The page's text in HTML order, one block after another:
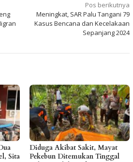
Pos berikutnya
Meningkat, SAR Palu Tangani 79
Kasus Bencana dan Kecelakaan
Sepanjang 2024
Sita
Diduga Akibat Sakit, Mayat
Pekebun Ditemukan Tinggal